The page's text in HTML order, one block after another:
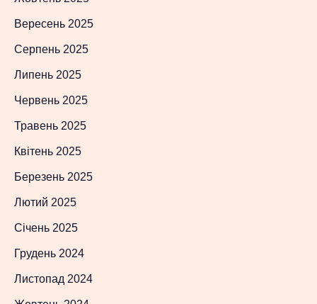
Вересень 2025
Серпень 2025
Липень 2025
Червень 2025
Травень 2025
Квітень 2025
Березень 2025
Лютий 2025
Січень 2025
Грудень 2024
Листопад 2024